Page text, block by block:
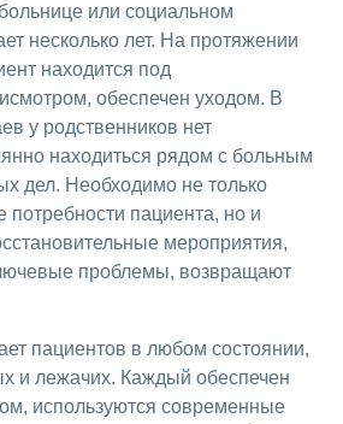
или социальном
несколько лет. На протяжении
находится под
обеспечен уходом. В
у родственников нет
находиться рядом с больным
дел. Необходимо не только
потребности пациента, но и
мероприятия,
проблемы, возвращают
пациентов в любом состоянии,
и лежачих. Каждый обеспечен
используются современные